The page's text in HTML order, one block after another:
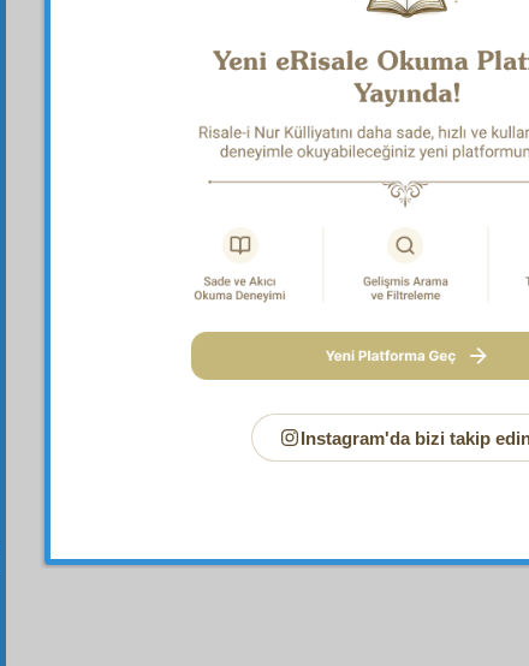
çarşısında,
üstünde olan sandık içindeki, üstüne kalb
olan bir kutudadır.
İman,muhabbet,sadâkat,hamiyet .
Instagram'da bizi takip